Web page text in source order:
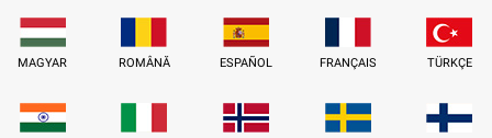
MAGYAR ROMÂNĂ ESPAÑOL FRANÇAIS TÜRKÇE